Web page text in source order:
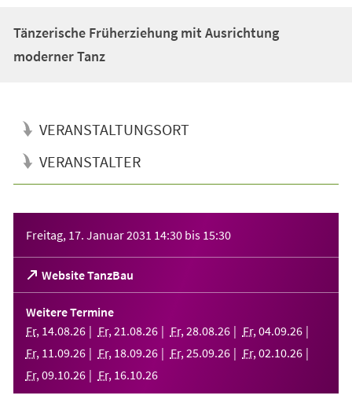
Tänzerische Früherziehung mit Ausrichtung
moderner Tanz
VERANSTALTUNGSORT
VERANSTALTER
Freitag, 17. Januar 2031 14:30 bis 15:30
Website TanzBau
(Öffnet
in
einem
neuen
Tab)
Weitere Termine
Fr, 14.08.26 Fr, 21 .08.26 Fr, 28.08.26 Fr, 04.09.26
Fr, 11 .09.26 Fr, 18.09.26 Fr, 25.09.26 Fr, 02.10.26
Fr, 09.10.26 Fr, 16.10.26